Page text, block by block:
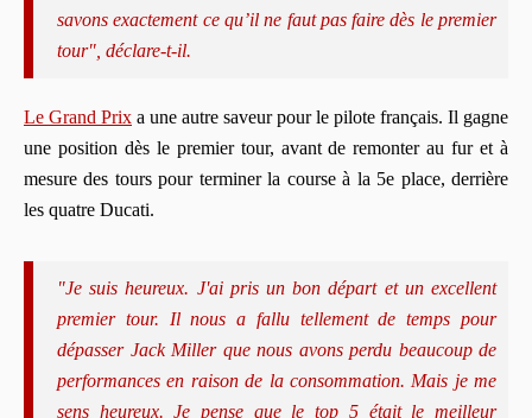
savons exactement ce qu’il ne faut pas faire dès le premier
tour", déclare-t-il.
Le Grand Prix a une autre saveur pour le pilote français. Il gagne
une position dès le premier tour, avant de remonter au fur et à
mesure des tours pour terminer la course à la 5e place, derrière
les quatre Ducati.
"Je suis heureux. J'ai pris un bon départ et un excellent
premier tour. Il nous a fallu tellement de temps pour
dépasser Jack Miller que nous avons perdu beaucoup de
performances en raison de la consommation. Mais je me
sens heureux. Je pense que le top 5 était le meilleur